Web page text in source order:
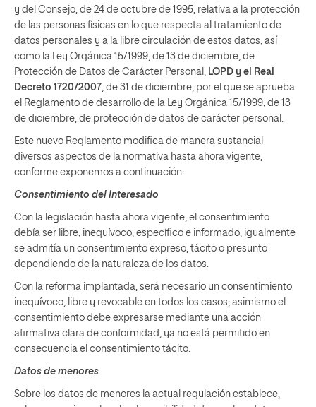
y del Consejo, de 24 de octubre de 1995, relativa a la protección
de las personas físicas en lo que respecta al tratamiento de
datos personales y a la libre circulación de estos datos, así
como la Ley Orgánica 15/1999, de 13 de diciembre, de
Protección de Datos de Carácter Personal,
LOPD y el Real
Decreto 1720/2007 , de 31 de diciembre, por el que se aprueba
el Reglamento de desarrollo de la Ley Orgánica 15/1999, de 13
de diciembre, de protección de datos de carácter personal.
Este nuevo Reglamento modifica de manera sustancial
diversos aspectos de la normativa hasta ahora vigente,
conforme exponemos a continuación:
Consentimiento del Interesado
Con la legislación hasta ahora vigente, el consentimiento
debía ser libre, inequívoco, específico e informado; igualmente
se admitía un consentimiento expreso, tácito o presunto
dependiendo de la naturaleza de los datos.
Con la reforma implantada, será necesario un consentimiento
inequívoco, libre y revocable en todos los casos; asimismo el
consentimiento debe expresarse mediante una acción
afirmativa clara de conformidad, ya no está permitido en
consecuencia el consentimiento tácito.
Datos de menores
Sobre los datos de menores la actual regulación establece,